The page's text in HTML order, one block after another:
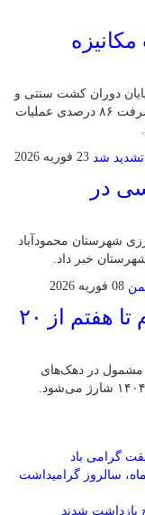
پایان دوران کشت سنتی و
جایگزینی آن با روش‌های مکانیزه و علمی، از پیشرفت ۸۶ درصدی عملیات
23 فوریه 2026
در
شهرستان محمودآباد
خبر داد.
08 فوریه 2026
شارژ کالابرگ دهک‌های چهارم تا هفتم از ۲۰
مشمول در دهک‌های
ماه، سالروز گرامیداشت